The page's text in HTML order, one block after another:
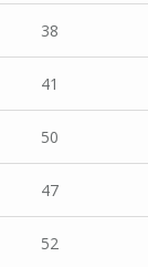
38
41
50
47
52